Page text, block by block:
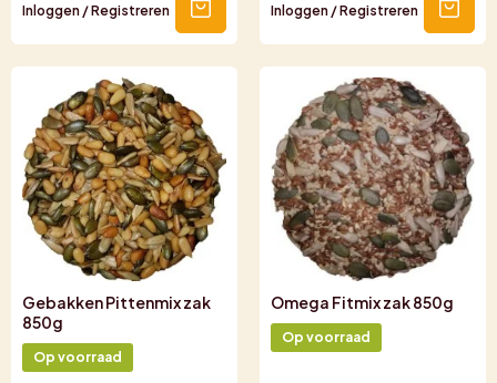
Inloggen / Registreren Inloggen / Registreren
Gebakken Pittenmix zak
850g
Op voorraad
Omega Fitmix zak 850g
Op voorraad